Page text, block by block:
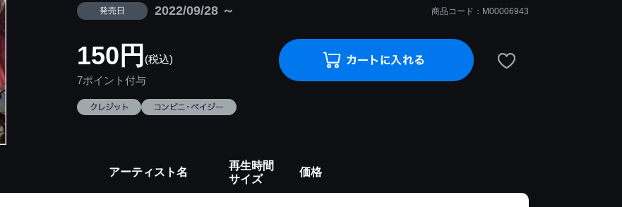
発売日 2022/09/28 ～ 商品コード：M00006943
150円 (税込)
7ポイント付与
アーティスト名
再生時間
サイズ
価格